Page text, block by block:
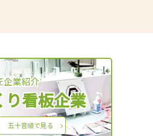
企業紹介
り看板企業
五十音順で見る